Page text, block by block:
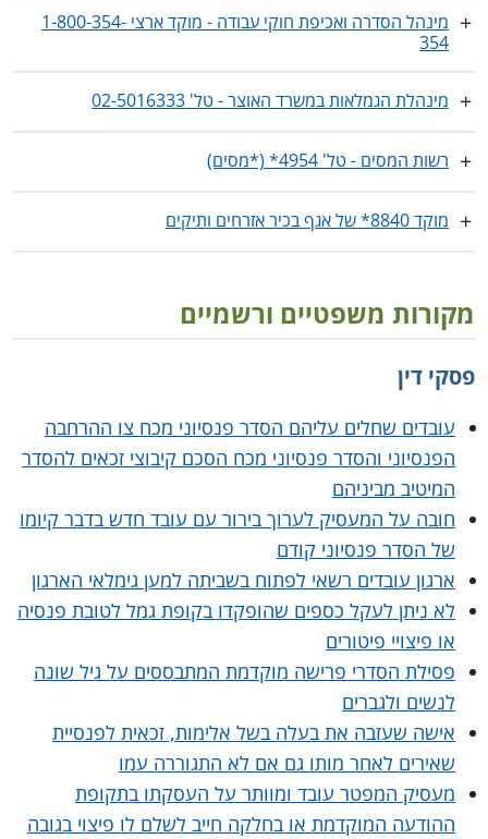
מינהל הסדרה ואכיפת חוקי עבודה - מוקד ארצי 1-800-354-
354
מינהלת הגמלאות במשרד האוצר - טל' ‎02-5016333
רשות המסים - טל' 4954* (*מסים)
מוקד 8840* של אגף בכיר אזרחים ותיקים
מקורות משפטיים ורשמיים
פסקי דין
עובדים שחלים עליהם הסדר פנסיוני מכח צו ההרחבה
הפנסיוני והסדר פנסיוני מכח הסכם קיבוצי זכאים להסדר
המיטיב מביניהם
חובה על המעסיק לערוך בירור עם עובד חדש בדבר קיומו
של הסדר פנסיוני קודם
ארגון עובדים רשאי לפתוח בשביתה למען גימלאי הארגון
לא ניתן לעקל כספים שהופקדו בקופת גמל לטובת פנסיה
או פיצויי פיטורים
פסילת הסדרי פרישה מוקדמת המתבססים על גיל שונה
לנשים ולגברים
אישה שעזבה את בעלה בשל אלימות, זכאית לפנסיית
שאירים לאחר מותו גם אם לא התגוררה עמו
מעסיק המפטר עובד ומוותר על העסקתו בתקופת
ההודעה המוקדמת או בחלקה חייב לשלם לו פיצוי בגובה